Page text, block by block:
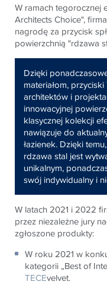
W ramach tegorocznej
Architects Choice",
nagrodę za przycisk
powierzchnią "rdzawa
Dzięki
materiałom,
architektów i
innowacyjnej
klasycznej kolekcji
nawiązuje do
łazienek. Dzięki
rdzawa stal jest
unikalnym,
swój indywidualny i
W latach 2021 i 2022
przez niezależne jury
zgłoszone produkty:
W roku 2021 w
kategorii „Best of
TECEvelvet.